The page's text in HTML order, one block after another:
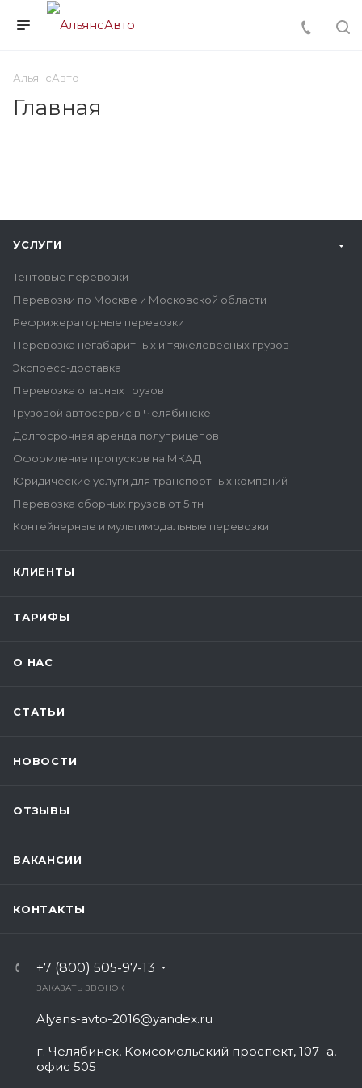
АльянсАвто
Главная
УСЛУГИ
Тентовые перевозки
Перевозки по Москве и Московской области
Рефрижераторные перевозки
Перевозка негабаритных и тяжеловесных грузов
Экспресс-доставка
Перевозка опасных грузов
Грузовой автосервис в Челябинске
Долгосрочная аренда полуприцепов
Оформление пропусков на МКАД
Юридические услуги для транспортных компаний
Перевозка сборных грузов от 5 тн
Контейнерные и мультимодальные перевозки
КЛИЕНТЫ
ТАРИФЫ
О НАС
СТАТЬИ
НОВОСТИ
ОТЗЫВЫ
ВАКАНСИИ
КОНТАКТЫ
+7 (800) 505-97-13
ЗАКАЗАТЬ ЗВОНОК
Alyans-avto-2016@yandex.ru
г. Челябинск, Комсомольский проспект, 107- а,
офис 505